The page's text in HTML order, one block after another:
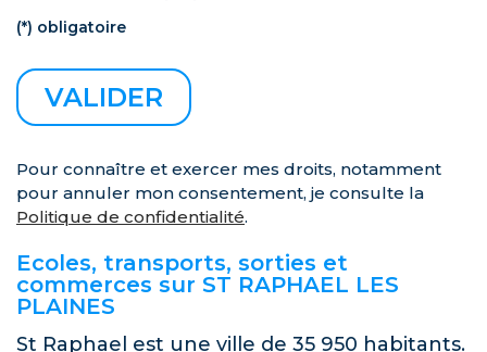
(*) obligatoire
Pour connaître et exercer mes droits, notamment
pour annuler mon consentement, je consulte la
Politique de confidentialité.
Ecoles, transports, sorties et
commerces sur ST RAPHAEL LES
PLAINES
St Raphael est une ville de 35 950 habitants.